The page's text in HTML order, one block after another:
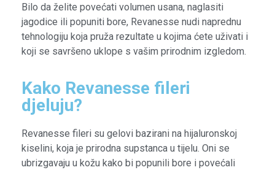
Bilo da želite povećati volumen usana, naglasiti
jagodice ili popuniti bore, Revanesse nudi naprednu
tehnologiju koja pruža rezultate u kojima ćete uživati i
koji se savršeno uklope s vašim prirodnim izgledom.
Kako Revanesse fileri
djeluju?
Revanesse fileri su gelovi bazirani na hijaluronskoj
kiselini, koja je prirodna supstanca u tijelu. Oni se
ubrizgavaju u kožu kako bi popunili bore i povećali